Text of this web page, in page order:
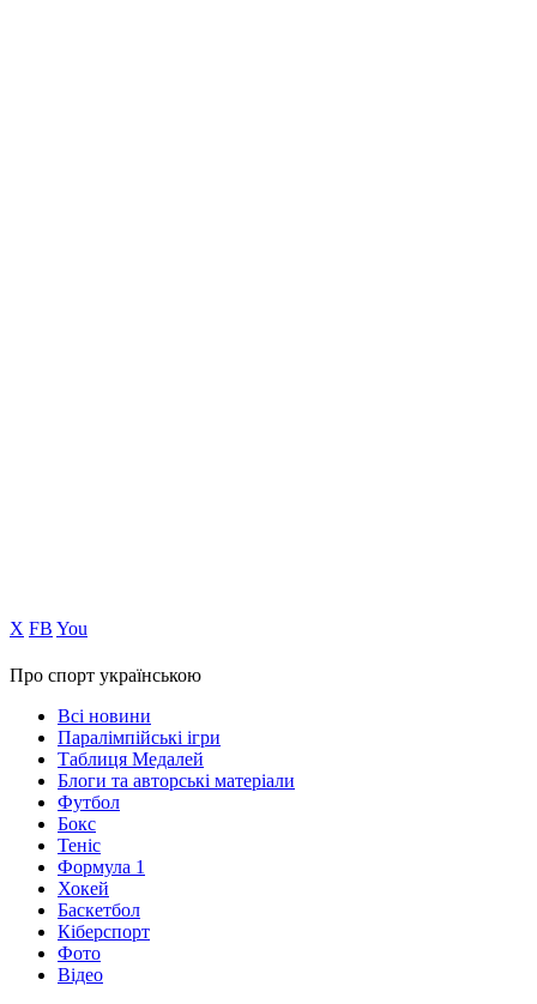
Х FB You
Про спорт українською
Всі новини
Паралімпійські ігри
Таблиця Медалей
Блоги та авторські матеріали
Футбол
Бокс
Теніс
Формула 1
Хокей
Баскетбол
Кіберспорт
Фото
Відео